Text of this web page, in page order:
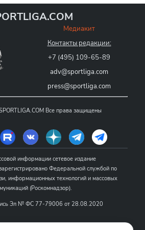
Медиакит
Контакты редакции:
+7 (495) 109-65-89
adv@sportliga.com
press@sportliga.com
Все права защищены
информации сетевое издание
Федеральной службой по
информационных технологий и массовых
(Роскомнадзор).
Эл № ФС 77-79006 от 28.08.2020
- www.sportliga.com